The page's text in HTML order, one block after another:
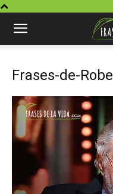
Frases-de-